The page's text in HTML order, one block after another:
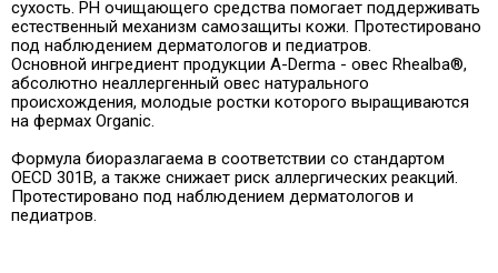
сухость. PH очищающего средства помогает поддерживать
естественный механизм самозащиты кожи. Протестировано
под наблюдением дерматологов и педиатров.
Основной ингредиент продукции A-Derma - овес Rhealba®,
абсолютно неаллергенный овес натурального
происхождения, молодые ростки которого выращиваются
на фермах Organic.
Формула биоразлагаема в соответствии со стандартом
OECD 301B, а также снижает риск аллергических реакций.
Протестировано под наблюдением дерматологов и
педиатров.